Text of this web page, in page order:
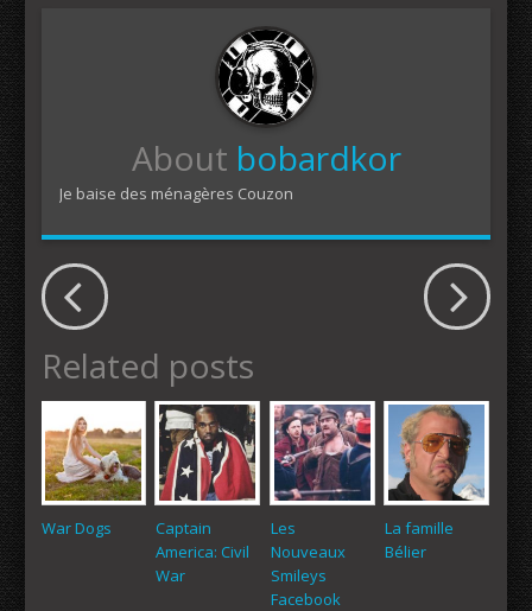
About bobardkor
Je baise des ménagères Couzon
Related posts
War Dogs
Captain
America: Civil
War
Les
Nouveaux
Smileys
Facebook
La famille
Bélier